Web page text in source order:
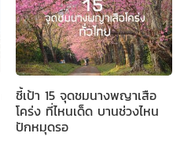
ชี้เป้า 15 จุดชมนางพญาเสือ
โคร่ง ที่ไหนเด็ด บานช่วงไหน
ปักหมุดรอ